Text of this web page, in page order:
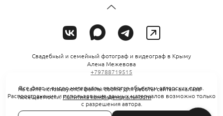
Свадебный и семейный фотограф и видеограф в Крыму
Алена Межевова
+79788719515
Все фото и видео материалы являются объектом авторских прав.
Распространение и использование данных материалов возможно только
с разрешения автора.
На сайте используются файлы cookie для работы сайта и анализа
посещаемости. Политика конфиденциальности